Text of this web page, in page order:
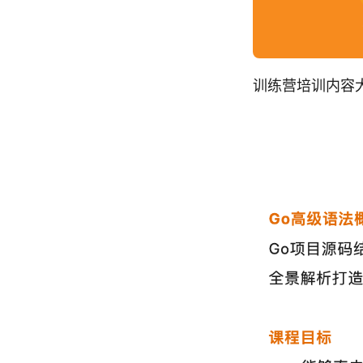
训练营培训内容